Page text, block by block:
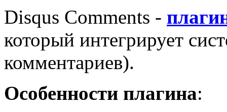
Disqus Comments -
который интегрирует
комментариев).
Особенности плагина: